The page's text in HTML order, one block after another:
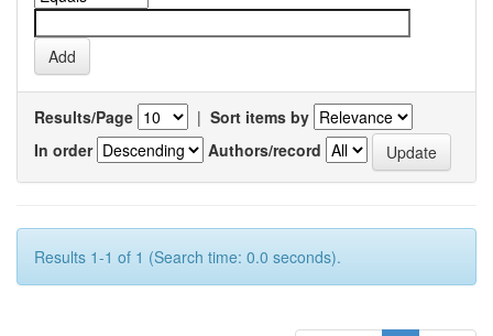
Results/Page | Sort items by
In order
Authors/record
Results 1-1 of 1 (Search time: 0.0 seconds).